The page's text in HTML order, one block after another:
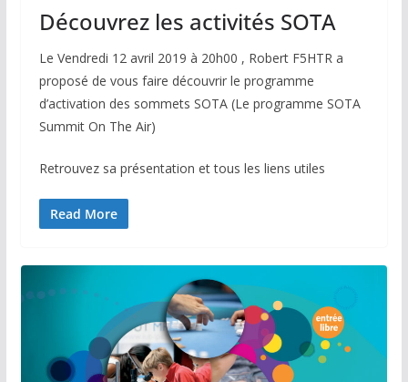
Découvrez les activités SOTA
Le Vendredi 12 avril 2019 à 20h00 , Robert F5HTR a
proposé de vous faire découvrir le programme
d’activation des sommets SOTA (Le programme SOTA
Summit On The Air)
Retrouvez sa présentation et tous les liens utiles
Read More